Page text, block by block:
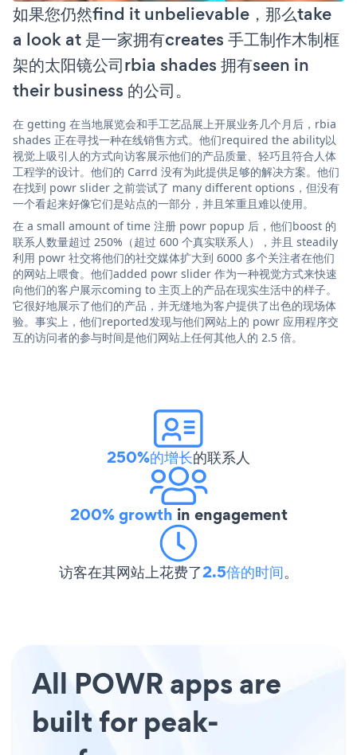
如果您仍然find it unbelievable，那么take
a look at 是一家拥有creates 手工制作木制框
架的太阳镜公司rbia shades 拥有seen in
their business 的公司。
在 getting 在当地展览会和手工艺品展上开展业务几个月后，rbia
shades 正在寻找一种在线销售方式。他们required the ability以
视觉上吸引人的方式向访客展示他们的产品质量、轻巧且符合人体
工程学的设计。他们的 Carrd 没有为此提供足够的解决方案。他们
在找到 powr slider 之前尝试了 many different options，但没有
一个看起来好像它们是站点的一部分，并且笨重且难以使用。
在 a small amount of time 注册 powr popup 后，他们boost 的
联系人数量超过 250%（超过 600 个真实联系人），并且 steadily
利用 powr 社交将他们的社交媒体扩大到 6000 多个关注者在他们
的网站上喂食。他们added powr slider 作为一种视觉方式来快速
向他们的客户展示coming to 主页上的产品在现实生活中的样子。
它很好地展示了他们的产品，并无缝地为客户提供了出色的现场体
验。事实上，他们reported发现与他们网站上的 powr 应用程序交
互的访问者的参与时间是他们网站上任何其他人的 2.5 倍。
250%的增长的联系人
200% growth in engagement
访客在其网站上花费了2.5倍的时间。
All POWR apps are
built for peak-